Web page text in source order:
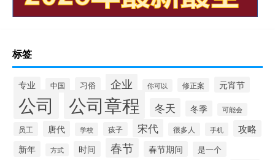
标签
专业 中国 习俗 企业 你可以 修正案 元宵节
公司 公司章程 冬天 冬季 可能会
员工 唐代 学校 孩子 宋代 很多人 手机 攻略
新年 方式 时间 春节 春节期间 是一个